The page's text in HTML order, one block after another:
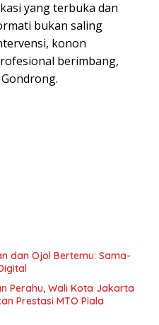
yang terbuka dan
bukan saling
konon
berimbang,
dan Ojol Bertemu: Sama-
Perahu, Wali Kota Jakarta
Prestasi MTO Piala